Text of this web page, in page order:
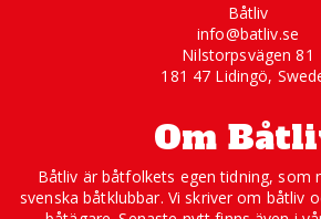
Båtliv
info@batliv.se
Nilstorpsvägen 81
181 47 Lidingö,
Om
Båtliv är båtfolkets egen tidning, som
svenska båtklubbar. Vi skriver om båtliv